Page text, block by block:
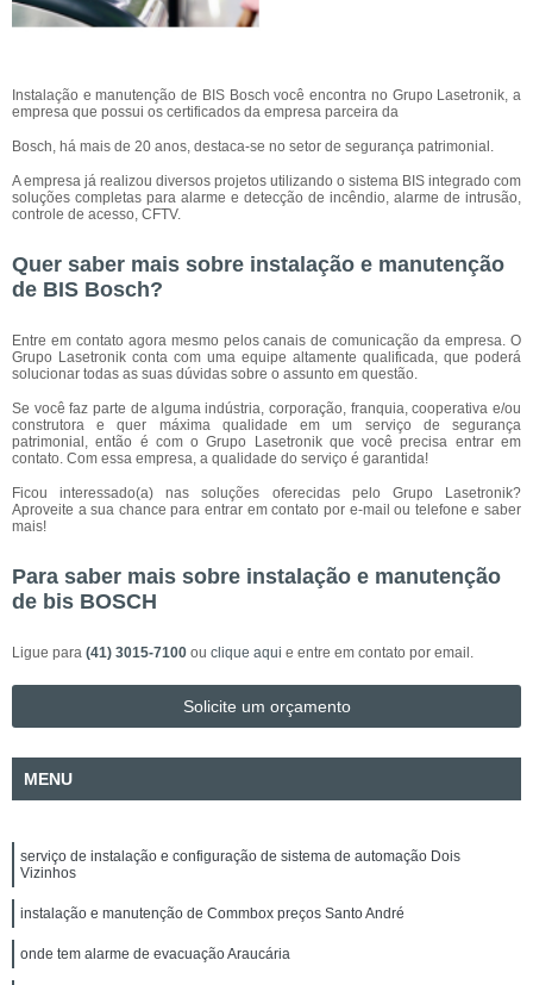
Instalação e manutenção de BIS Bosch você encontra no Grupo Lasetronik, a
empresa que possui os certificados da empresa parceira da
Bosch, há mais de 20 anos, destaca-se no setor de segurança patrimonial.
A empresa já realizou diversos projetos utilizando o sistema BIS integrado com
soluções completas para alarme e detecção de incêndio, alarme de intrusão,
controle de acesso, CFTV.
Quer saber mais sobre instalação e manutenção
de BIS Bosch?
Entre em contato agora mesmo pelos canais de comunicação da empresa. O
Grupo Lasetronik conta com uma equipe altamente qualificada, que poderá
solucionar todas as suas dúvidas sobre o assunto em questão.
Se você faz parte de alguma indústria, corporação, franquia, cooperativa e/ou
construtora e quer máxima qualidade em um serviço de segurança
patrimonial, então é com o Grupo Lasetronik que você precisa entrar em
contato. Com essa empresa, a qualidade do serviço é garantida!
Ficou interessado(a) nas soluções oferecidas pelo Grupo Lasetronik?
Aproveite a sua chance para entrar em contato por e-mail ou telefone e saber
mais!
Para saber mais sobre instalação e manutenção
de bis BOSCH
Ligue para (41) 3015-7100 ou clique aqui e entre em contato por email.
Solicite um orçamento
MENU
serviço de instalação e configuração de sistema de automação Dois
Vizinhos
instalação e manutenção de Commbox preços Santo André
onde tem alarme de evacuação Araucária